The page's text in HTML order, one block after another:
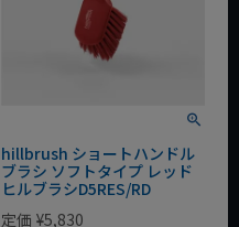
hillbrush ショートハンドル
ブラシ ソフトタイプ レッド
ヒルブラシD5RES/RD
定価 ¥5,830